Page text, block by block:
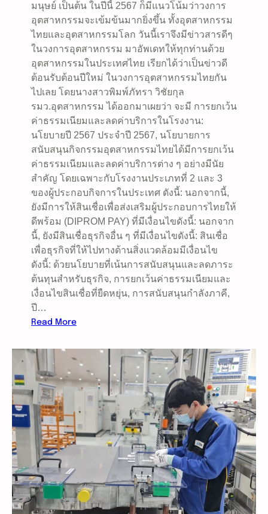
ม
ธุ
ร
กิ
จ
อ
ะ
ไ
ร
จ
ะ
ม
า
แ
ร
ง
มนุษย์ เป็นต้น ในปีนี้ 2567 ก็มีแนวโน้มว่าวงการ
อุตสาหกรรมจะเข้มข้นมากยิ่งขึ้น ทั้งอุตสาหกรรม
ไทยและอุตสาหกรรมโลก วันนี้เราจึงมีข่าวสารดีๆ
ในวงการอุตสาหกรรม มาอัพเดทให้ทุกท่านด้วย
อุตสาหกรรมในประเทศไทย เรียกได้ว่าเป็นข่าวดี
ต้อนรับต้อนปีใหม่ ในวงการอุตสาหกรรมไทยกัน
ไปเลย โดยนางสาวพิมพ์ภัทรา วิชัยกุล
รมว.อุตสาหกรรม ได้ออกมาเผยว่า จะมี การยกเว้น
ค่าธรรมเนียมและลดค่าบริการในโรงงาน:
นโยบายปี 2567 ประจำปี 2567, นโยบายการ
สนับสนุนกิจกรรมอุตสาหกรรมไทยได้มีการยกเว้น
ค่าธรรมเนียมและลดค่าบริการต่าง ๆ อย่างมีนัย
สำคัญ โดยเฉพาะกับโรงงานประเภทที่ 2 และ 3
ของผู้ประกอบกิจการในประเทศ ดังนี้: นอกจากนี้,
ยังมีการให้สินเชื่อเพื่อส่งเสริมผู้ประกอบการไทยให้
ดีพร้อม (DIPROM PAY) ที่มีเงื่อนไขดังนี้: นอกจาก
นี้, ยังมีสินเชื่อธุรกิจอื่น ๆ ที่มีเงื่อนไขดังนี้: สินเชื่อ
เพื่อธุรกิจที่ให้ไปทางด้านสิ่งแวดล้อมมีเงื่อนไข
ดังนี้: ด้วยนโยบายที่เน้นการสนับสนุนและลดภาระ
ต้นทุนสำหรับธุรกิจ, การยกเว้นค่าธรรมเนียมและ
เงื่อนไขสินเชื่อที่ยืดหยุ่น, การสนับสนุนกำลังภาคี,
ปี…
Read More:
พ
ด
า
ว
า
ห